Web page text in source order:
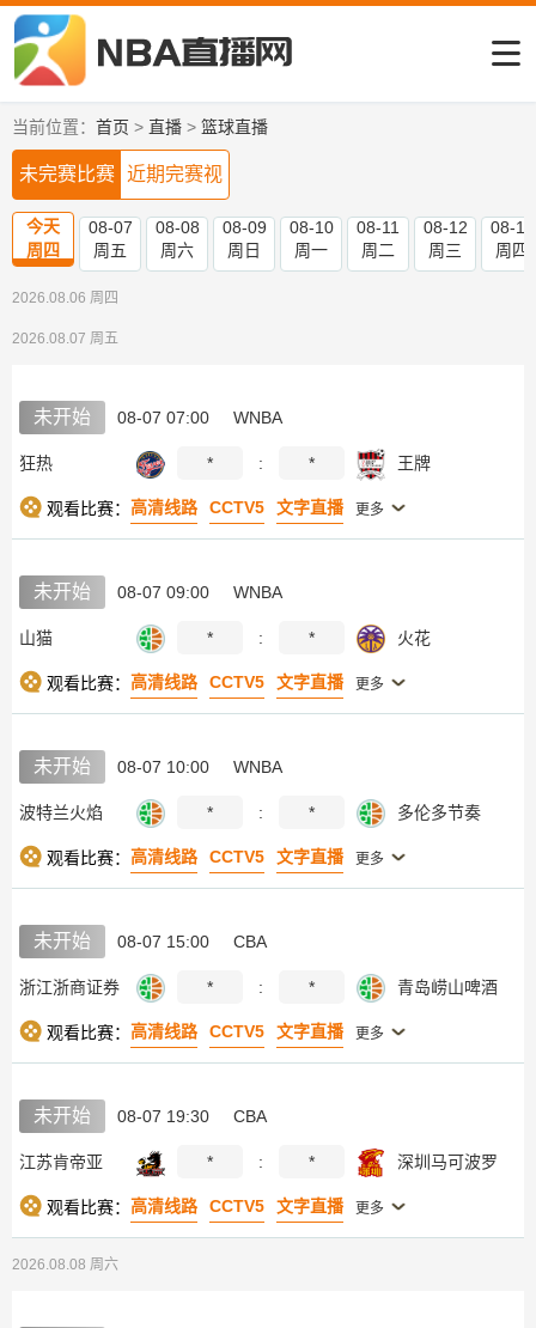
当前位置： 首页 > 直播 > 篮球直播
未完赛比赛 近期完赛视
频
今天
周四
08-07
周五
08-08
周六
08-09
周日
08-10
周一
08-11
周二
08-12
周三
08-13
周四
2026.08.06 周四
2026.08.07 周五
未开始 08-07 07:00 WNBA
狂热 * : * 王牌
观看比赛： 高清线路 CCTV5 文字直播 更多
未开始 08-07 09:00 WNBA
山猫 * : * 火花
观看比赛： 高清线路 CCTV5 文字直播 更多
未开始 08-07 10:00 WNBA
波特兰火焰 * : * 多伦多节奏
观看比赛： 高清线路 CCTV5 文字直播 更多
未开始 08-07 15:00 CBA
浙江浙商证券 * : * 青岛崂山啤酒
观看比赛： 高清线路 CCTV5 文字直播 更多
未开始 08-07 19:30 CBA
江苏肯帝亚 * : * 深圳马可波罗
观看比赛： 高清线路 CCTV5 文字直播 更多
2026.08.08 周六